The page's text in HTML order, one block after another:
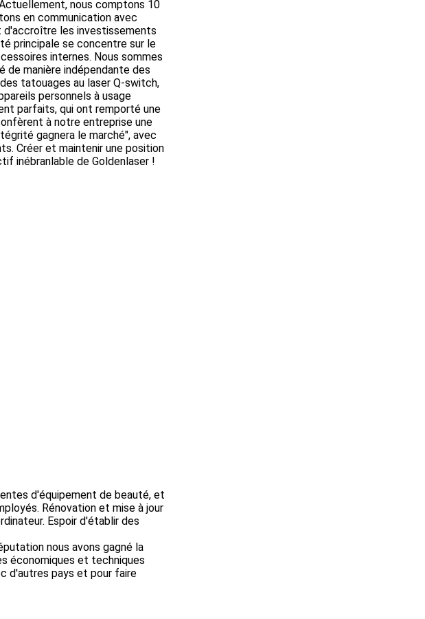
nous comptons 10
en communication avec
d'accroître les investissements
principale se concentre sur le
internes. Nous sommes
de manière indépendante des
tatouages au laser Q-switch,
personnels à usage
parfaits, qui ont remporté une
à notre entreprise une
gagnera le marché", avec
Créer et maintenir une position
inébranlable de Goldenlaser !
d'équipement de beauté, et
Rénovation et mise à jour
Espoir d'établir des
nous avons gagné la
économiques et techniques
d'autres pays et pour faire